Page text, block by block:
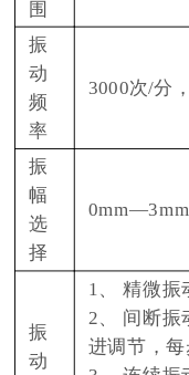
围
振
动
频
率
3000次/分
振
幅
选
择
振
动
1、 精微振
2、 间断振
进调节，每